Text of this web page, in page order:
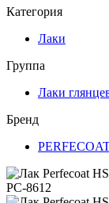
Категория
Лаки
Группа
Лаки
Бренд